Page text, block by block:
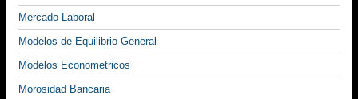
Mercado Laboral
Modelos de Equilibrio General
Modelos Econometricos
Morosidad Bancaria